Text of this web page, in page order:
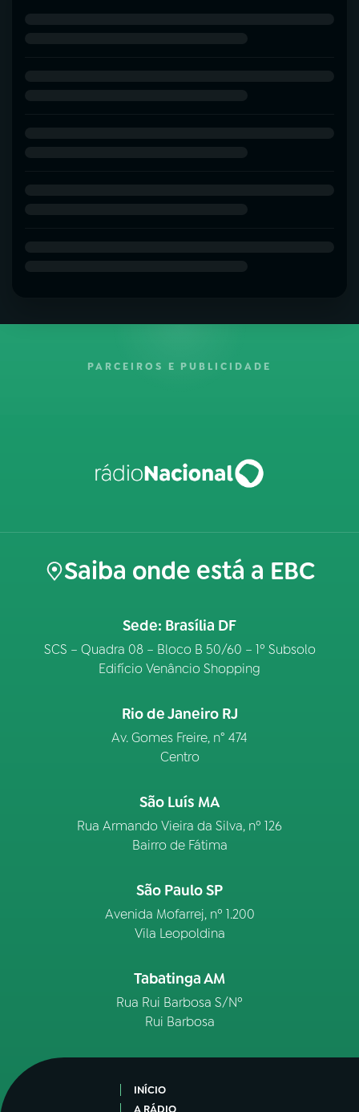
PARCEIROS E PUBLICIDADE
Saiba onde está a EBC
Sede: Brasília DF
SCS – Quadra 08 – Bloco B 50/60 – 1º Subsolo
Edifício Venâncio Shopping
Rio de Janeiro RJ
Av. Gomes Freire, n° 474
Centro
São Luís MA
Rua Armando Vieira da Silva, nº 126
Bairro de Fátima
São Paulo SP
Avenida Mofarrej, nº 1.200
Vila Leopoldina
Tabatinga AM
Rua Rui Barbosa S/Nº
Rui Barbosa
INÍCIO
A RÁDIO